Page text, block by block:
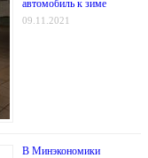
автомобиль к зиме
09.11.2021
В Минэкономики